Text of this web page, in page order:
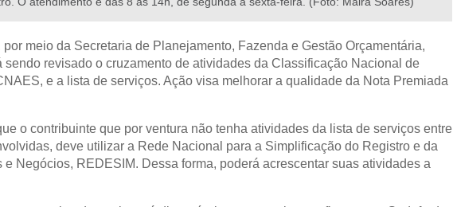
meio da Secretaria de Planejamento, Fazenda e Gestão Orçamentária,
sendo revisado o cruzamento de atividades da Classificação Nacional de
e a lista de serviços. Ação visa melhorar a qualidade da Nota Premiada
o contribuinte que por ventura não tenha atividades da lista de serviços entre
deve utilizar a Rede Nacional para a Simplificação do Registro e da
e Negócios, REDESIM. Dessa forma, poderá acrescentar suas atividades a